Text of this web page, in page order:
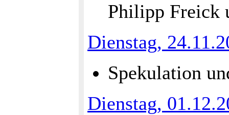
Philipp Freick
Dienstag,
Spekulation
Dienstag,